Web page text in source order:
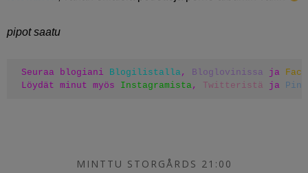
pipot saatu
Seuraa blogiani Blogilistalla, Bloglovinissa ja
Löydät minut myös Instagramista, Twitteristä ja
MINTTU STORGÅRDS 21:00